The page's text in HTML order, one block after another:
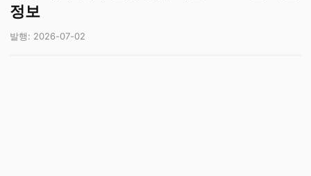
정보
발행: 2026-07-02